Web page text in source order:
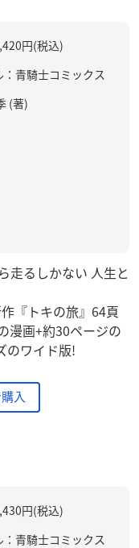
円(税込)
：青騎士コミックス
(著)
走るしかない 人生と
『トキの旅』64頁
漫画+約30ページの
のワイド版!
入
円(税込)
：青騎士コミックス